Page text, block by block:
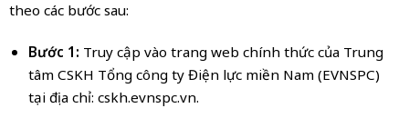
theo các bước sau:
Bước 1: Truy cập vào trang web chính thức của Trung
tâm CSKH Tổng công ty Điện lực miền Nam (EVNSPC)
tại địa chỉ: cskh.evnspc.vn.